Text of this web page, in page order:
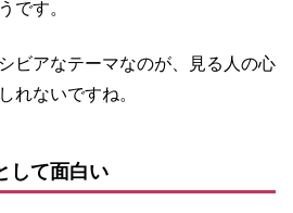
です。
ビアなテーマなのが、見る人の心
れないですね。
して面白い